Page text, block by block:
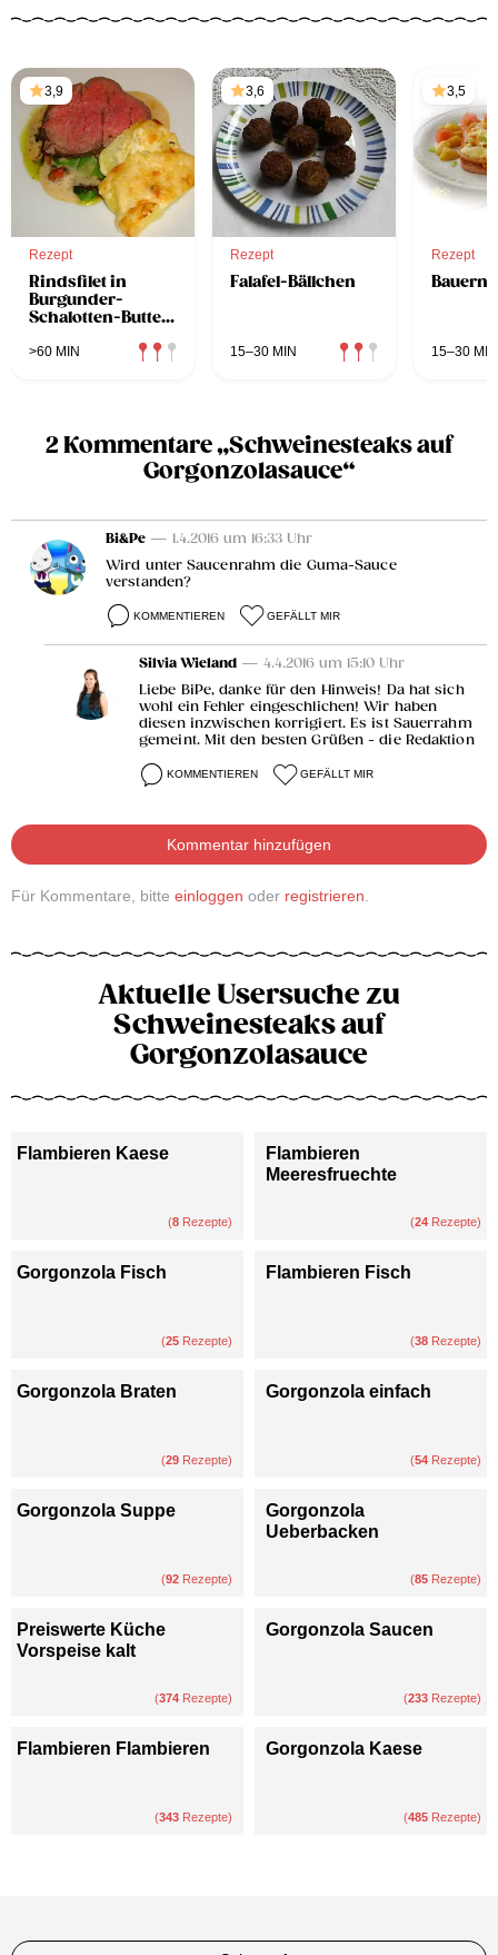
3,9
Rezept
Rindsfilet in
Burgunder-
Schalotten-Butter
>60 MIN
3,6
Rezept
Falafel-Bällchen
15–30 MIN
3,5
Rezept
15–30 MIN
2 Kommentare „Schweinesteaks auf
Gorgonzolasauce“
Bi&Pe — 1.4.2016 um 16:33 Uhr
Wird unter Saucenrahm die Guma-Sauce
verstanden?
KOMMENTIEREN GEFÄLLT MIR
Silvia Wieland — 4.4.2016 um 15:10 Uhr
Liebe BiPe, danke für den Hinweis! Da hat sich
wohl ein Fehler eingeschlichen! Wir haben
diesen inzwischen korrigiert. Es ist Sauerrahm
gemeint. Mit den besten Grüßen - die Redaktion
KOMMENTIEREN GEFÄLLT MIR
Kommentar hinzufügen
Für Kommentare, bitte einloggen oder registrieren.
Aktuelle Usersuche zu
Schweinesteaks auf
Gorgonzolasauce
Flambieren Kaese
(8 Rezepte)
Flambieren
Meeresfruechte
(24 Rezepte)
Gorgonzola Fisch
(25 Rezepte)
Flambieren Fisch
(38 Rezepte)
Gorgonzola Braten
(29 Rezepte)
Gorgonzola einfach
(54 Rezepte)
Gorgonzola Suppe
(92 Rezepte)
Gorgonzola
Ueberbacken
(85 Rezepte)
Preiswerte Küche
Vorspeise kalt
(374 Rezepte)
Gorgonzola Saucen
(233 Rezepte)
Flambieren Flambieren
(343 Rezepte)
Gorgonzola Kaese
(485 Rezepte)